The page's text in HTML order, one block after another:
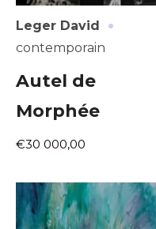
Leger David ·
contemporain
Autel de
Morphée
€30 000,00